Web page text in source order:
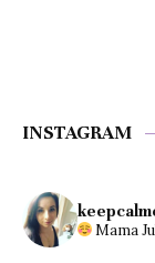
INSTAGRAM
Mama